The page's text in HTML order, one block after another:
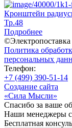
Кронштейн
Тр.48
Подробнее
Политика
персональных
Телефон:
+7 (499) 390-51-14
Создание сайта
«Сила Мысли»
Спасибо за ваше
Наши менеджеры
Бесплатная